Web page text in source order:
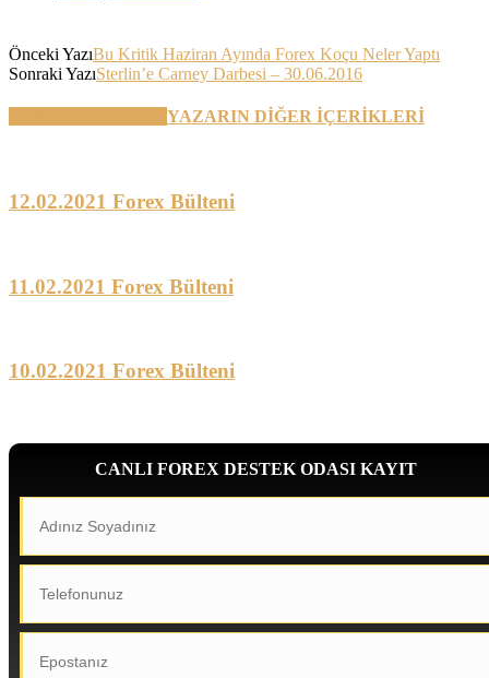
Önceki YazıBu Kritik Haziran Ayında Forex Koçu Neler Yaptı
Sonraki YazıSterlin’e Carney Darbesi – 30.06.2016
YAZARIN DİĞER İÇERİKLERİ
12.02.2021 Forex Bülteni
11.02.2021 Forex Bülteni
10.02.2021 Forex Bülteni
CANLI FOREX DESTEK ODASI KAYIT